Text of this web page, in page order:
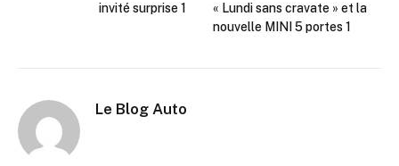
invité surprise 1
« Lundi sans cravate » et la
nouvelle MINI 5 portes 1
Le Blog Auto